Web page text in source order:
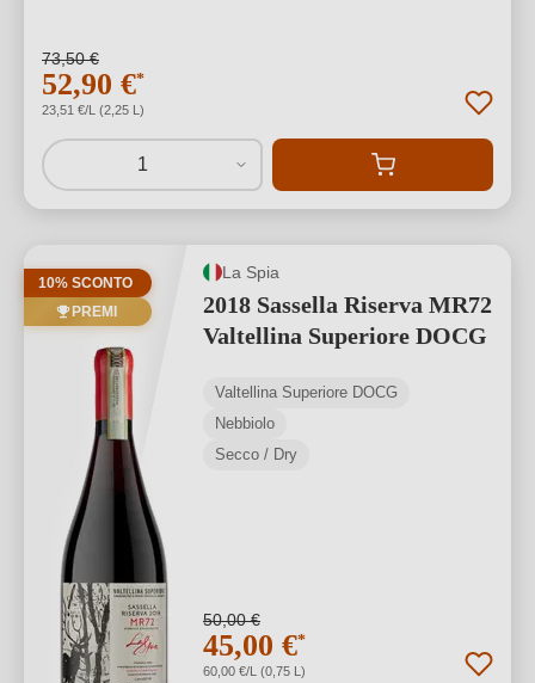
73,50 €
52,90 €*
23,51 €/L (2,25 L)
1
10% SCONTO
PREMI
La Spia
2018 Sassella Riserva MR72
Valtellina Superiore DOCG
Valtellina Superiore DOCG
Nebbiolo
Secco / Dry
50,00 €
45,00 €*
60,00 €/L (0,75 L)